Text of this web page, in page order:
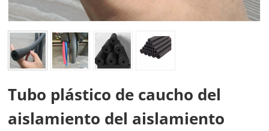
Tubo plástico de caucho del
aislamiento del aislamiento